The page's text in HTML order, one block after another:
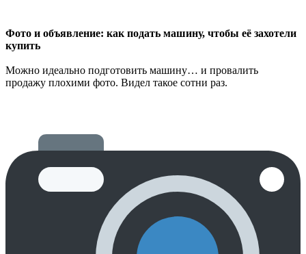
Фото и объявление: как подать машину, чтобы её захотели
купить
Можно идеально подготовить машину… и провалить
продажу плохими фото. Видел такое сотни раз.